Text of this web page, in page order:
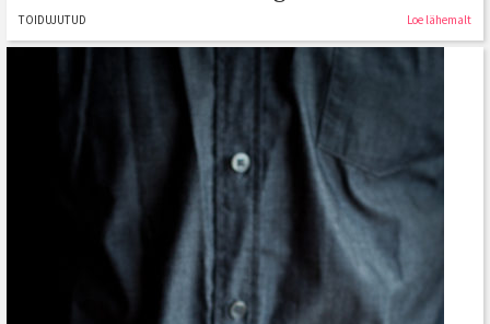
TOIDUJUTUD Loe lähemalt